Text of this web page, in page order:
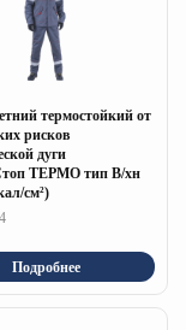
термостойкий от
рисков
дуги
ТЕРМО тип В/хн
см²)
Подробнее